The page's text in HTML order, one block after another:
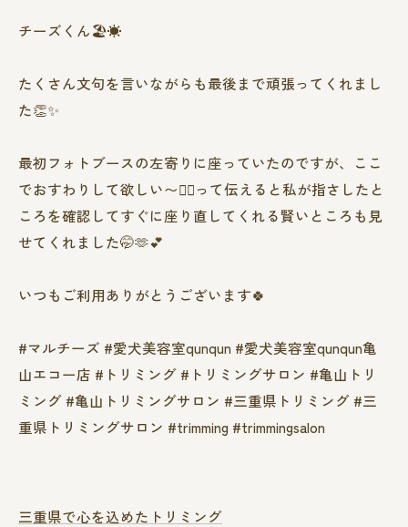
チーズくん🏖☀️
たくさん文句を言いながらも最後まで頑張ってくれまし
た👏✨️
最初フォトブースの左寄りに座っていたのですが、ここ
でおすわりして欲しい〜👉🏻って伝えると私が指さしたと
ころを確認してすぐに座り直してくれる賢いところも見
せてくれました🤭🫶💕
いつもご利用ありがとうございます🍀
#マルチーズ #愛犬美容室qunqun #愛犬美容室qunqun亀
山エコー店 #トリミング #トリミングサロン #亀山トリ
ミング #亀山トリミングサロン #三重県トリミング #三
重県トリミングサロン #trimming #trimmingsalon
三重県で心を込めたトリミング